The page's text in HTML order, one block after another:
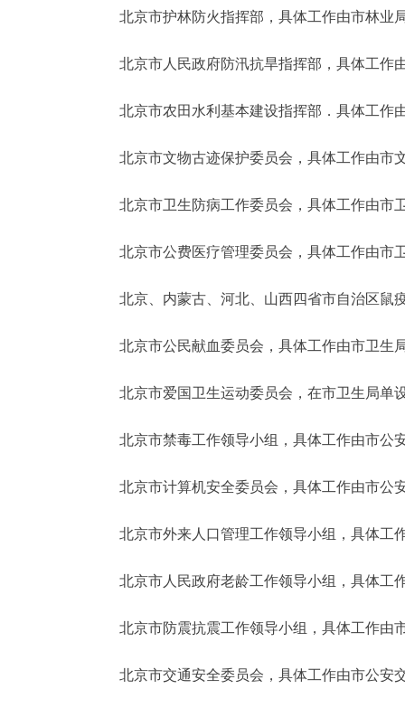
北京市护林防火指挥部，具体工作由市林业
北京市人民政府防汛抗旱指挥部，具体工作
北京市农田水利基本建设指挥部．具体工作
北京市文物古迹保护委员会，具体工作由市
北京市卫生防病工作委员会，具体工作由市
北京市公费医疗管理委员会，具体工作由市
北京、内蒙古、河北、山西四省市自治区鼠
北京市公民献血委员会，具体工作由市卫生
北京市爱国卫生运动委员会，在市卫生局单
北京市禁毒工作领导小组，具体工作由市公
北京市计算机安全委员会，具体工作由市公
北京市外来人口管理工作领导小组，具体工
北京市人民政府老龄工作领导小组，具体工
北京市防震抗震工作领导小组，具体工作由
北京市交通安全委员会，具体工作由市公安